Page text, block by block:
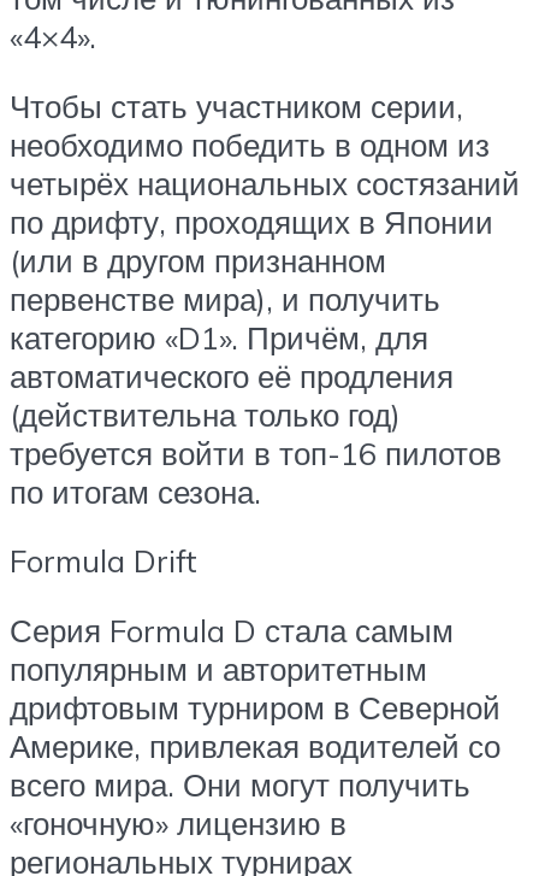
«4×4».
Чтобы стать участником серии,
необходимо победить в одном из
четырёх национальных состязаний
по дрифту, проходящих в Японии
(или в другом признанном
первенстве мира), и получить
категорию «D1». Причём, для
автоматического её продления
(действительна только год)
требуется войти в топ-16 пилотов
по итогам сезона.
Formula Drift
Серия Formula D стала самым
популярным и авторитетным
дрифтовым турниром в Северной
Америке, привлекая водителей со
всего мира. Они могут получить
«гоночную» лицензию в
региональных турнирах